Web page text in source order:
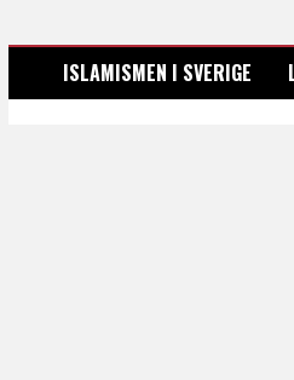
LEDARSIDORNA.SE
ISLAMISMEN I SVERIGE